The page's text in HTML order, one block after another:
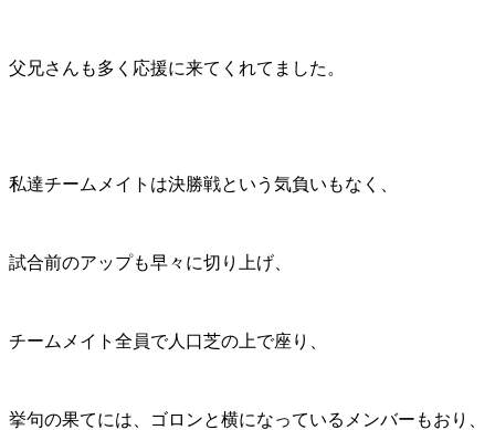
父兄さんも多く応援に来てくれてました。
私達チームメイトは決勝戦という気負いもなく、
試合前のアップも早々に切り上げ、
チームメイト全員で人口芝の上で座り、
挙句の果てには、ゴロンと横になっているメンバーもおり、